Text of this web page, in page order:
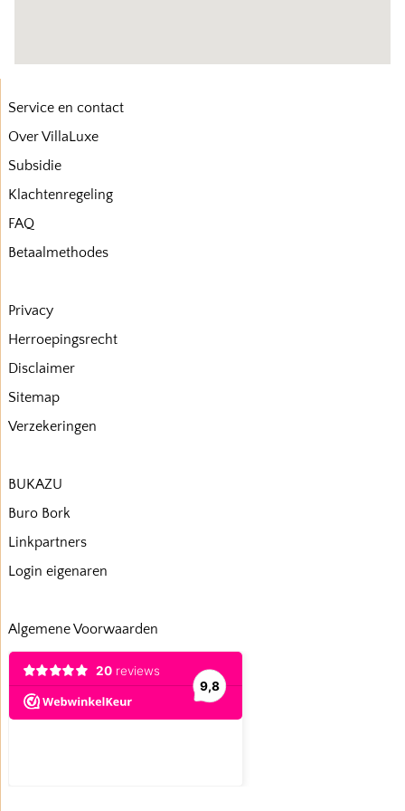
Service en contact
Over VillaLuxe
Subsidie
Klachtenregeling
FAQ
Betaalmethodes
Privacy
Herroepingsrecht
Disclaimer
Sitemap
Verzekeringen
BUKAZU
Buro Bork
Linkpartners
Login eigenaren
Algemene Voorwaarden